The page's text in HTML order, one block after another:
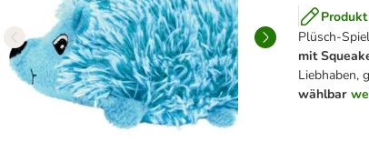
Plüsch-
mit
Liebhaben,
wählbar